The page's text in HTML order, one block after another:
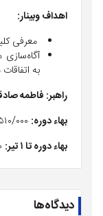
اهداف وبینار:
معرفی
به
راهبر: فاطمه
بهاء دوره:
بهاء دوره تا ۱ تیر:
دیدگاه‌ها